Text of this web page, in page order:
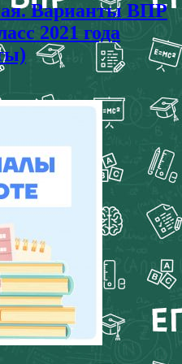
Варианты ВПР
2021 года